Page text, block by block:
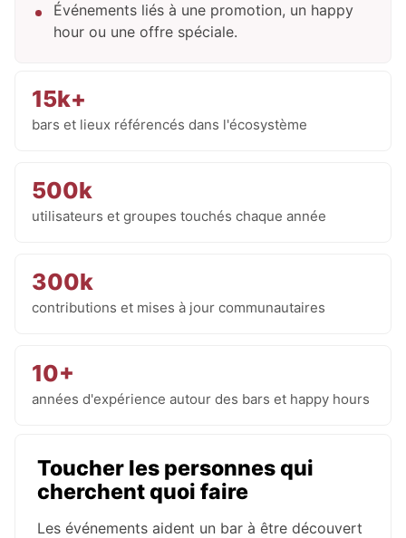
Événements liés à une promotion, un happy
hour ou une offre spéciale.
15k+
bars et lieux référencés dans l'écosystème
500k
utilisateurs et groupes touchés chaque année
300k
contributions et mises à jour communautaires
10+
années d'expérience autour des bars et happy hours
Toucher les personnes qui
cherchent quoi faire
Les événements aident un bar à être découvert